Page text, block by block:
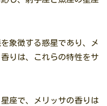
象徴する惑星であり、メ
りは、これらの特性をサ
座で、メリッサの香りは